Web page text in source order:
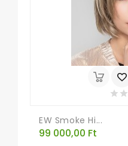
EW Smoke Hi...
Ár
99 000,00 Ft